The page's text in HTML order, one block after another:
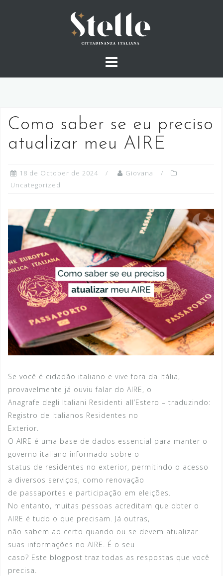
Como saber se eu preciso
atualizar meu AIRE
18 de October de 2024
Giovana
Uncategorized
Se você é cidadão italiano e vive fora da Itália,
provavelmente já ouviu falar do AIRE, o
Anagrafe degli Italiani Residenti all’Estero – traduzindo:
Registro de Italianos Residentes no
Exterior.
O AIRE é uma base de dados essencial para manter o
governo italiano informado sobre o
status de residentes no exterior, permitindo o acesso
a diversos serviços, como renovação
de passaportes e participação em eleições.
No entanto, muitas pessoas acreditam que obter o
AIRE é tudo o que precisam. Já outras,
não sabem ao certo quando ou se devem atualizar
suas informações no AIRE. É o seu
caso? Este blogpost traz todas as respostas que você
precisa.